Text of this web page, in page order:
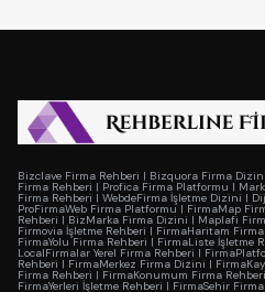
Bizclave Firma Rehberi | Bizquora Firma Dizini
Firma Rehberi | Profica Firma Platformu |
Firma Rehberi | WebdeFirma İşletme Dizini |
ProFirmaWeb Firma Platformu | FirmaMap
Rehberi | BizMarka Firma Dizini | Maplafi
Firmovia İşletme Rehberi | FirmaHaritam
FirmaYolu Firma Rehberi | FirmaListe İşletme
LocalFirmalar Yerel Firma Rehberi |
Rehberi | FirmaMerkez Firma Dizini |
Firma Rehberi | FirmaKonumum Firma Rehberi
FirmaYerleri İşletme Rehberi | FirmaSehir